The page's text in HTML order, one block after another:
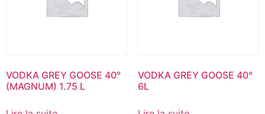
VODKA GREY GOOSE 40°
(MAGNUM) 1.75 L
VODKA GREY GOOSE 40°
6L